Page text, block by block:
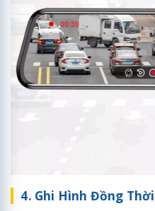
4. Ghi Hình Đồng